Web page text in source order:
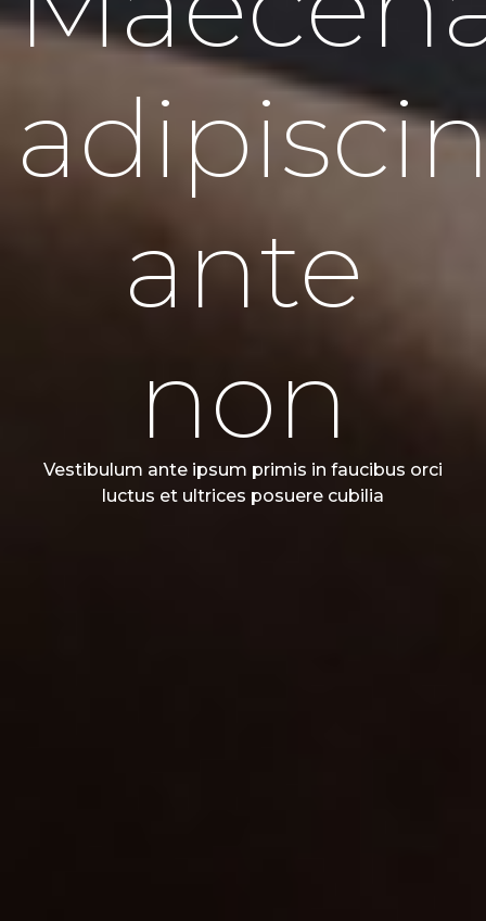
ante
non
Vestibulum ante ipsum primis in faucibus orci
luctus et ultrices posuere cubilia